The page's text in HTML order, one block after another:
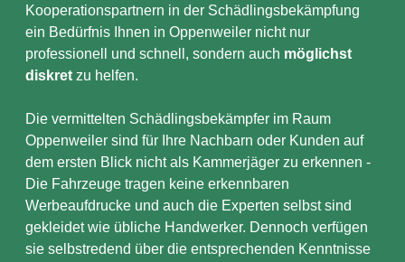
Kooperationspartnern in der Schädlingsbekämpfung
ein Bedürfnis Ihnen in Oppenweiler nicht nur
professionell und schnell, sondern auch möglichst
diskret zu helfen.
Die vermittelten Schädlingsbekämpfer im Raum
Oppenweiler sind für Ihre Nachbarn oder Kunden auf
dem ersten Blick nicht als Kammerjäger zu erkennen -
Die Fahrzeuge tragen keine erkennbaren
Werbeaufdrucke und auch die Experten selbst sind
gekleidet wie übliche Handwerker. Dennoch verfügen
sie selbstredend über die entsprechenden Kenntnisse